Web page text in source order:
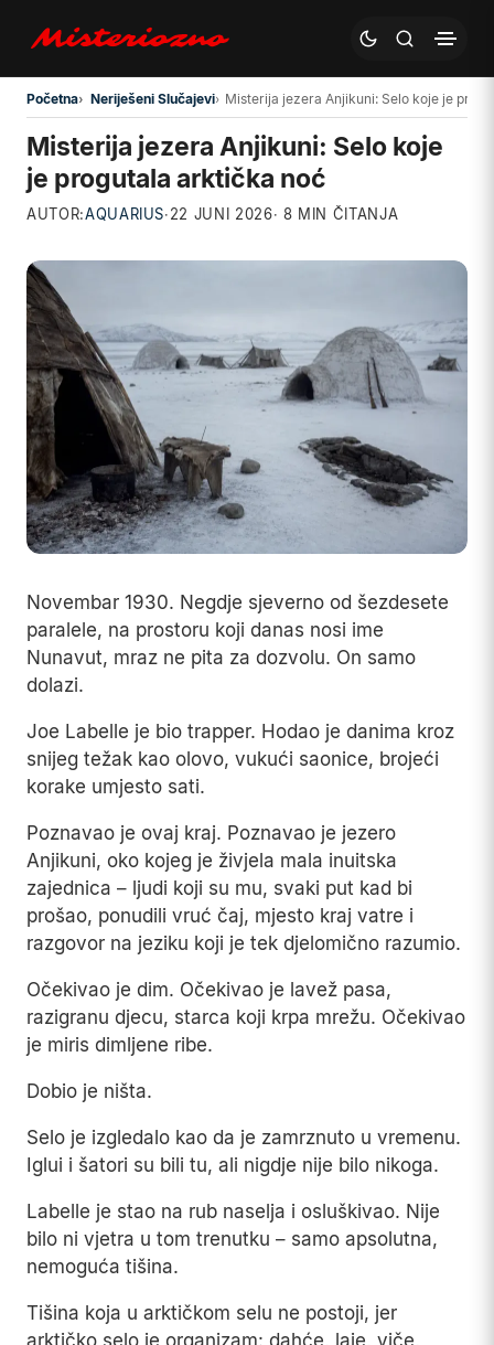
Preskoči na glavni sadržaj
Početna Neriješeni Slučajevi Misterija jezera Anjikuni: Selo koje je
Misterija jezera Anjikuni: Selo koje
je progutala arktička noć
AUTOR:AQUARIUS·22 JUNI 2026· 8 MIN ČITANJA
Novembar 1930. Negdje sjeverno od šezdesete
paralele, na prostoru koji danas nosi ime
Nunavut, mraz ne pita za dozvolu. On samo
dolazi.
Joe Labelle je bio trapper. Hodao je danima kroz
snijeg težak kao olovo, vukući saonice, brojeći
korake umjesto sati.
Poznavao je ovaj kraj. Poznavao je jezero
Anjikuni, oko kojeg je živjela mala inuitska
zajednica – ljudi koji su mu, svaki put kad bi
prošao, ponudili vruć čaj, mjesto kraj vatre i
razgovor na jeziku koji je tek djelomično razumio.
Očekivao je dim. Očekivao je lavež pasa,
razigranu djecu, starca koji krpa mrežu. Očekivao
je miris dimljene ribe.
Dobio je ništa.
Selo je izgledalo kao da je zamrznuto u vremenu.
Iglui i šatori su bili tu, ali nigdje nije bilo nikoga.
Labelle je stao na rub naselja i osluškivao. Nije
bilo ni vjetra u tom trenutku – samo apsolutna,
nemoguća tišina.
Tišina koja u arktičkom selu ne postoji, jer